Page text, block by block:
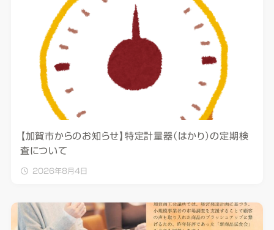
【加賀市からのお知らせ】特定計量器（はかり）の定期検
査について
2026年8月4日